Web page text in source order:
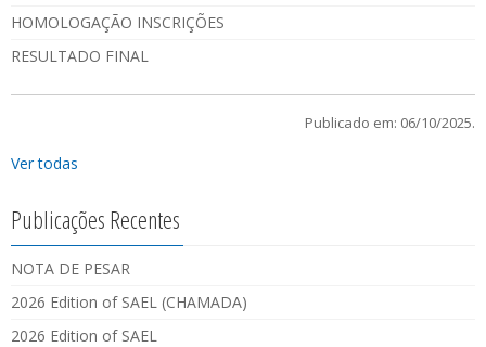
HOMOLOGAÇÃO INSCRIÇÕES
RESULTADO FINAL
Publicado em: 06/10/2025.
Ver todas
Publicações Recentes
NOTA DE PESAR
2026 Edition of SAEL (CHAMADA)
2026 Edition of SAEL